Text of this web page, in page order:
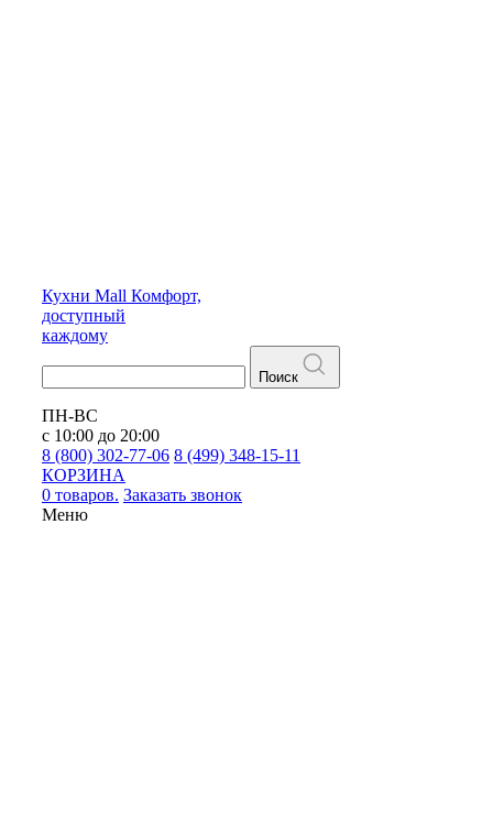
Кухни Mall Комфорт,
доступный
каждому
Поиск
ПН-ВС
с 10:00 до 20:00
8 (800) 302-77-06 8 (499) 348-15-11
КОРЗИНА
0 товаров. Заказать звонок
Меню